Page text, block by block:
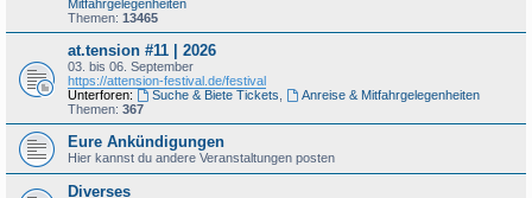
Mitfahrgelegenheiten
Themen: 13465
at.tension #11 | 2026
03. bis 06. September
https://attension-festival.de/festival
Unterforen:
Suche & Biete Tickets
Anreise & Mitfahrgelegenheiten
Themen: 367
Eure Ankündigungen
Hier kannst du andere Veranstaltungen posten
Diverses